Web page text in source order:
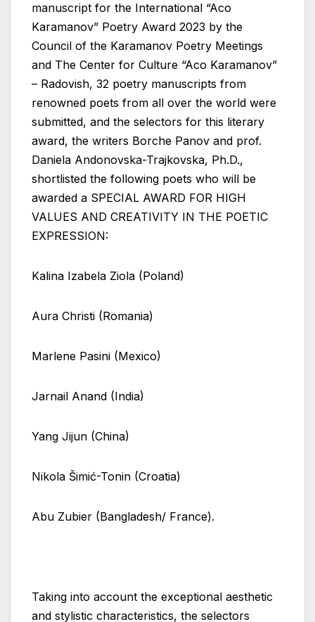
manuscript for the International “Aco
Karamanov” Poetry Award 2023 by the
Council of the Karamanov Poetry Meetings
and The Center for Culture “Aco Karamanov”
– Radovish, 32 poetry manuscripts from
renowned poets from all over the world were
submitted, and the selectors for this literary
award, the writers Borche Panov and prof.
Daniela Andonovska-Trajkovska, Ph.D.,
shortlisted the following poets who will be
awarded a SPECIAL AWARD FOR HIGH
VALUES AND CREATIVITY IN THE POETIC
EXPRESSION:
Kalina Izabela Ziola (Poland)
Aura Christi (Romania)
Marlene Pasini (Mexico)
Jarnail Anand (India)
Yang Jijun (China)
Nikola Šimić-Tonin (Croatia)
Abu Zubier (Bangladesh/ France).
Taking into account the exceptional aesthetic
and stylistic characteristics, the selectors